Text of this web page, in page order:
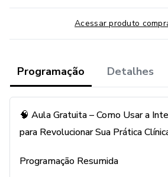
se posicionar como autoridade e
saúde sustentável.
🔹 Aula gratuita ao vivo, no dia 5 de
🔹 Passo a passo para construir um
baseado em evidências científicas
🔹 Como usar IA (como ChatGPT e
divulgar, criar conteúdo e analisar o
Acessar produto
Programação Detalhes
🧠 Aula Gratuita – Como Usar a
para Revolucionar Sua Prática
Programação Resumida